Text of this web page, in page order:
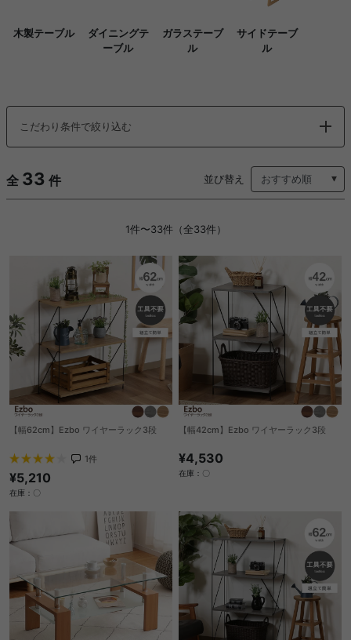
木製テーブル
ダイニングテ
ーブル
ガラステーブ
ル
サイドテーブ
ル
こだわり条件で絞り込む
全 33 件 並び替え
1件〜33件（全33件）
【幅62cm】Ezbo ワイヤーラック3段
1件
¥5,210
在庫：〇
【幅42cm】Ezbo ワイヤーラック3段
¥4,530
在庫：〇